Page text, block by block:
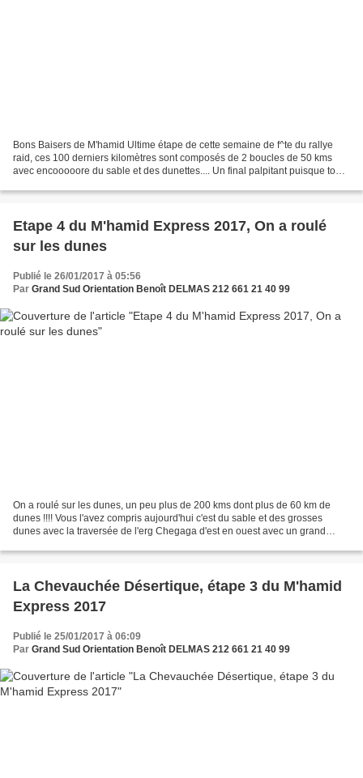
Bons Baisers de M'hamid Ultime étape de cette semaine de f^te du rallye
raid, ces 100 derniers kilomètres sont composés de 2 boucles de 50 kms
avec encooooore du sable et des dunettes.... Un final palpitant puisque tout
Etape 4 du M'hamid Express 2017, On a roulé
sur les dunes
Publié le 26/01/2017 à 05:56
Par Grand Sud Orientation Benoît DELMAS 212 661 21 40 99
On a roulé sur les dunes, un peu plus de 200 kms dont plus de 60 km de
dunes !!!! Vous l'avez compris aujourd'hui c'est du sable et des grosses
dunes avec la traversée de l'erg Chegaga d'est en ouest avec un grand
La Chevauchée Désertique, étape 3 du M'hamid
Express 2017
Publié le 25/01/2017 à 06:09
Par Grand Sud Orientation Benoît DELMAS 212 661 21 40 99